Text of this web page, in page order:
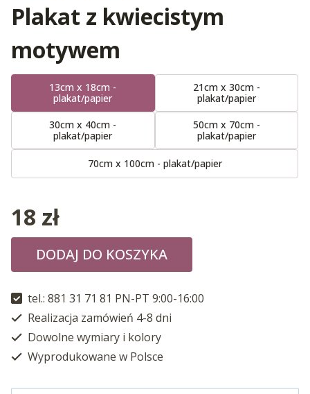
Plakat z kwiecistym
motywem
13cm x 18cm -
plakat/papier
21cm x 30cm -
plakat/papier
30cm x 40cm -
plakat/papier
50cm x 70cm -
plakat/papier
70cm x 100cm - plakat/papier
18 zł
DODAJ DO KOSZYKA
tel.: 881 31 71 81 PN-PT 9:00-16:00
Realizacja zamówień 4-8 dni
Dowolne wymiary i kolory
Wyprodukowane w Polsce